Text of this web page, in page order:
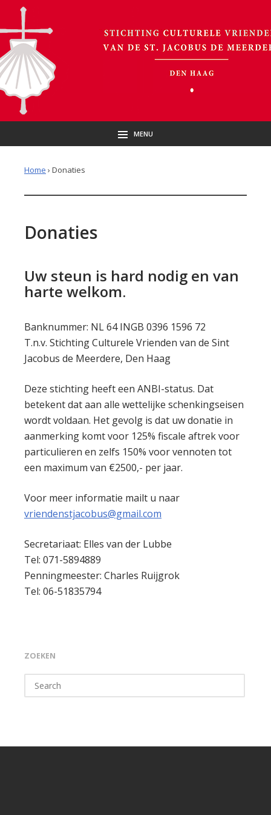
MENU
Home › Donaties
Donaties
Uw steun is hard nodig en van
harte welkom.
Banknummer: NL 64 INGB 0396 1596 72
T.n.v. Stichting Culturele Vrienden van de Sint
Jacobus de Meerdere, Den Haag
Deze stichting heeft een ANBI-status. Dat
betekent dat aan alle wettelijke schenkingseisen
wordt voldaan. Het gevolg is dat uw donatie in
aanmerking komt voor 125% fiscale aftrek voor
particulieren en zelfs 150% voor vennoten tot
een maximum van €2500,- per jaar.
Voor meer informatie mailt u naar
vriendenstjacobus@gmail.com
Secretariaat: Elles van der Lubbe
Tel: 071-5894889
Penningmeester: Charles Ruijgrok
Tel: 06-51835794
ZOEKEN
for: